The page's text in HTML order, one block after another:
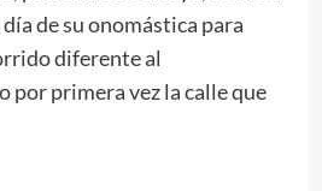
de su onomástica para
diferente al
por primera vez la calle que